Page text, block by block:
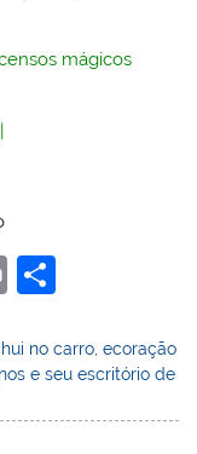
mágicos
|
Pr
t
ar
e
no carro ,ecoração
e seu escritório de